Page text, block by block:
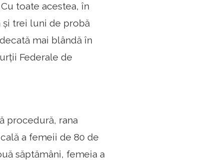
toate acestea, în
și trei luni de probă
mai blândă în
Federale de
procedură, rana
a femeii de 80 de
săptămâni, femeia a